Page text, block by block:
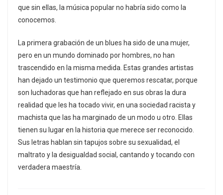
que sin ellas, la música popular no habría sido como la
conocemos.
La primera grabación de un blues ha sido de una mujer,
pero en un mundo dominado por hombres, no han
trascendido en la misma medida. Estas grandes artistas
han dejado un testimonio que queremos rescatar, porque
son luchadoras que han reflejado en sus obras la dura
realidad que les ha tocado vivir, en una sociedad racista y
machista que las ha marginado de un modo u otro. Ellas
tienen su lugar en la historia que merece ser reconocido.
Sus letras hablan sin tapujos sobre su sexualidad, el
maltrato y la desigualdad social, cantando y tocando con
verdadera maestría.